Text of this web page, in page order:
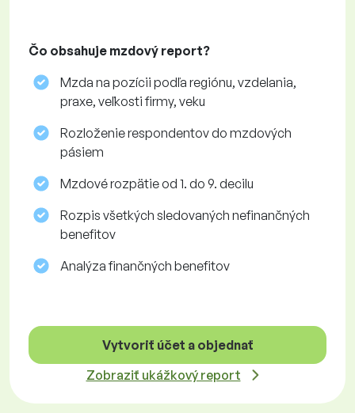
Čo obsahuje mzdový report?
Mzda na pozícii podľa regiónu, vzdelania,
praxe, veľkosti firmy, veku
Rozloženie respondentov do mzdových
pásiem
Mzdové rozpätie od 1. do 9. decilu
Rozpis všetkých sledovaných nefinančných
benefitov
Analýza finančných benefitov
Vytvoriť účet a objednať
Zobraziť ukážkový report